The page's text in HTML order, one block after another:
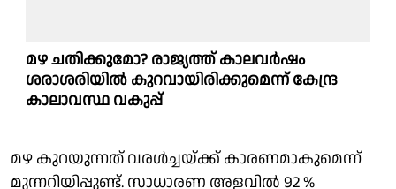
മഴ ചതിക്കുമോ? രാജ്യത്ത് കാലവർഷം
ശരാശരിയിൽ കുറവായിരിക്കുമെന്ന് കേന്ദ്ര
കാലാവസ്ഥ വകുപ്പ്
മഴ കുറയുന്നത് വരൾച്ചയ്ക്ക് കാരണമാകുമെന്ന്
മുന്നറിയിപ്പുണ്ട്. സാധാരണ അളവിൽ 92 %